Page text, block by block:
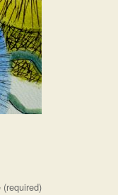
(required)